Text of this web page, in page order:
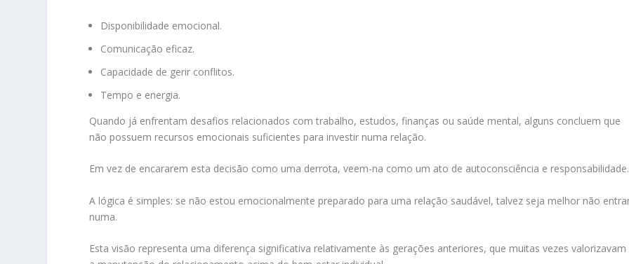
Disponibilidade emocional.
Comunicação eficaz.
Capacidade de gerir conflitos.
Tempo e energia.
Quando já enfrentam desafios relacionados com trabalho, estudos, finanças ou saúde mental, alguns concluem que
não possuem recursos emocionais suficientes para investir numa relação.
Em vez de encararem esta decisão como uma derrota, veem-na como um ato de autoconsciência e responsabilidade.
A lógica é simples: se não estou emocionalmente preparado para uma relação saudável, talvez seja melhor não
numa.
Esta visão representa uma diferença significativa relativamente às gerações anteriores, que muitas vezes valorizavam